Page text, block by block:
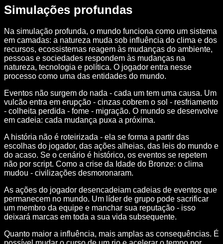
Simulações profundas
Na simulação profunda, o mundo funciona como um sistema
em camadas: a natureza muda sob influência do clima e dos
recursos, ecossistemas reagem às mudanças do ambiente,
pessoas e sociedades respondem às mudanças na
natureza, tecnologia e política. O jogador entra nesse
processo como uma das entidades do mundo.
Eventos não surgem do nada - cada um tem uma causa. Um
vulcão entra em erupção - cinzas cobrem o sol - resfriamento
- colheita perdida - fome - migração. O mundo se desenvolve
em cadeia: cada mudança puxa a próxima.
A história não é roteirizada - ela se forma a partir das
escolhas do jogador, das ações alheias, das leis do mundo e
do acaso. Se o cenário é histórico, os eventos se repetem
não por script. Como a crise da Idade do Bronze: o clima
mudou - civilizações desmoronaram.
As ações do jogador desencadeiam cadeias de eventos que
permanecem no mundo. Um líder de grupo pode sacrificar
um membro da equipe e manchar sua reputação - isso
deixará marcas em toda a sua vida subsequente.
Quanto maior a influência, mais amplas as consequências. É